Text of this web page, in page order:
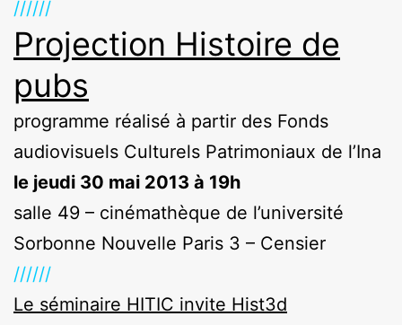
//////
Projection Histoire de
pubs
programme réalisé à partir des Fonds
audiovisuels Culturels Patrimoniaux de l’Ina
le jeudi 30 mai 2013 à 19h
salle 49 – cinémathèque de l’université
Sorbonne Nouvelle Paris 3 – Censier
//////
Le séminaire HITIC invite Hist3d